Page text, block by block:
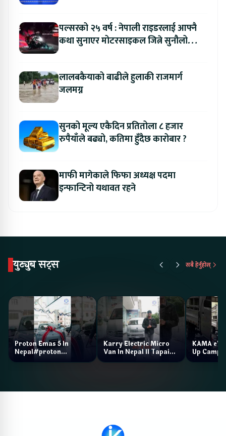
पल्सरको २५ वर्ष : नेपाली राइडरलाई आफ्नै
कथा सुनाएर मोटरसाइकल जित्ने सुनौलो
लालबकैयाको बाढीले हुलाकी राजमार्ग
जलमग्न
सुनको मूल्य एकैदिन प्रतितोला ८ हजार
रुपैयाँले बढ्यो, कतिमा हुँदैछ कारोबार ?
माफी मागेकाले फिफा अध्यक्ष पदमा
इन्फान्टिनो यथावत रहने
युट्युब सट्स सबै हेर्नुहोस्
Proton Emas 5 In
Nepal#proton
#protonemas5#protonnepal#evcarnepal
Karry Electric Micro
Van In Nepal II Tapaiko
Bazar II Jankari
KAMA eV
Up Camp